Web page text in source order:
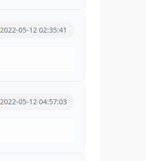
2022-05-12 02:35:41
2022-05-12 04:57:03